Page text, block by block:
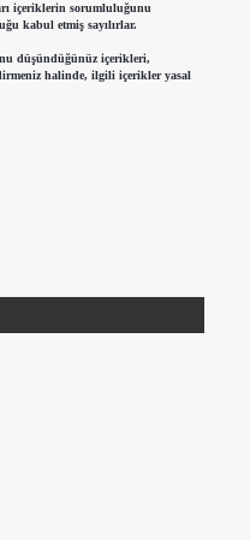
içeriklerin sorumluluğunu
kabul etmiş sayılırlar.
düşündüğünüz içerikleri,
halinde, ilgili içerikler yasal